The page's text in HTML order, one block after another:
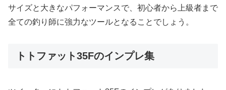
サイズと大きなパフォーマンスで、初心者から上級者まで
全ての釣り師に強力なツールとなることでしょう。
トトファット35Fのインプレ集